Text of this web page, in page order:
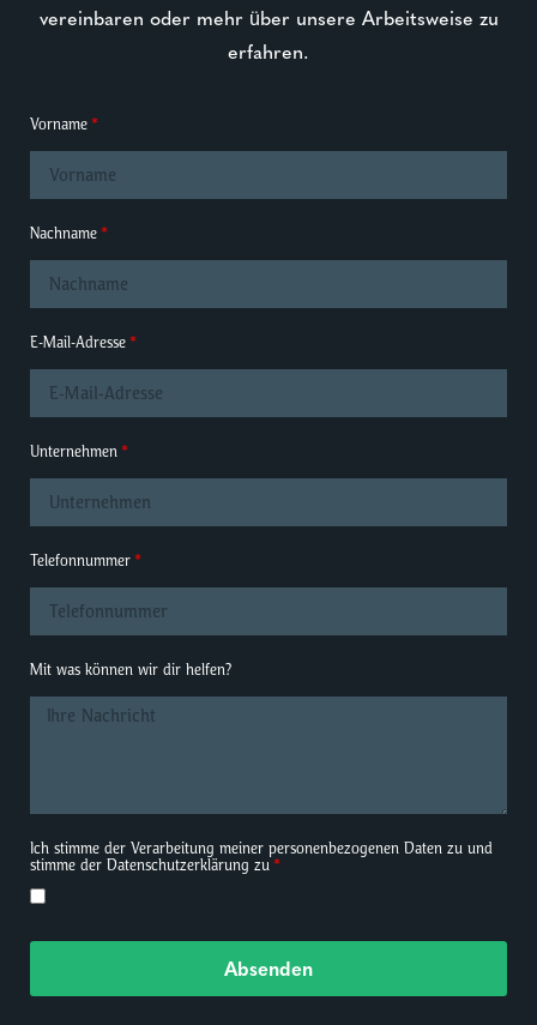
vereinbaren oder mehr über unsere Arbeitsweise zu
erfahren.
Vorname
Nachname
E-Mail-Adresse
Unternehmen
Telefonnummer
Mit was können wir dir helfen?
Ich stimme der Verarbeitung meiner personenbezogenen Daten zu und
stimme der Datenschutzerklärung zu
Absenden